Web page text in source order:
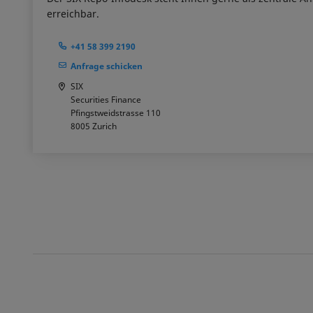
erreichbar.
+41 58 399 2190
Anfrage schicken
SIX
Securities Finance
Pfingstweidstrasse 110
8005 Zurich